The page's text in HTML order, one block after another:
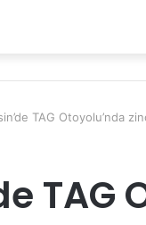
TAG Otoyolu’nda
TAG